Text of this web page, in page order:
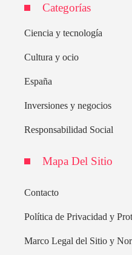
Categorías
Ciencia y tecnología
Cultura y ocio
España
Inversiones y negocios
Responsabilidad Social
Mapa Del Sitio
Contacto
Política de Privacidad y
Marco Legal del Sitio y